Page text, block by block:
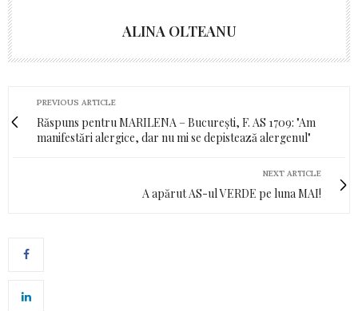
ALINA OLTEANU
PREVIOUS ARTICLE
Răspuns pentru MARILENA – București, F. AS 1709: "Am
manifestări alergice, dar nu mi se depistează alergenul"
NEXT ARTICLE
A apărut AS-ul VERDE pe luna MAI!